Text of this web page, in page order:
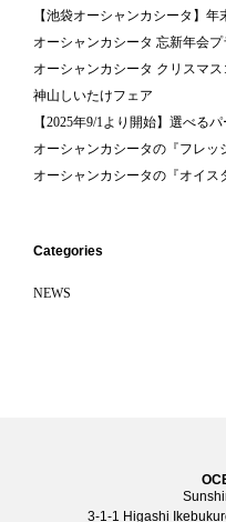
【池袋オーシャンカシータ】
オーシャンカシータ 忘新年会プ
オーシャンカシータ クリスマス
神山しいたけフェア
【2025年9/1より開始】選べる
オーシャンカシータの『フレッ
オーシャンカシータの『オイス
Categories
NEWS
3-1-1 Higashi